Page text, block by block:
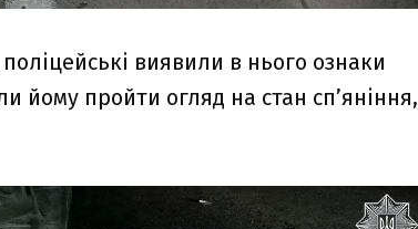
виявили в нього ознаки
йому пройти огляд на стан сп’яніння,